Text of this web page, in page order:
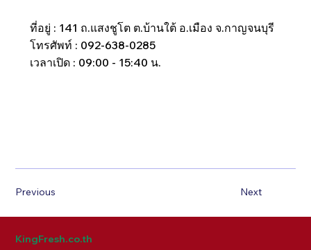
ที่อยู่ : 141 ถ.แสงชูโต ต.บ้านใต้ อ.เมือง จ.กาญจนบุรี
โทรศัพท์ : 092-638-0285
เวลาเปิด : 09:00 - 15:40 น.
Previous Next
KingFresh.co.th